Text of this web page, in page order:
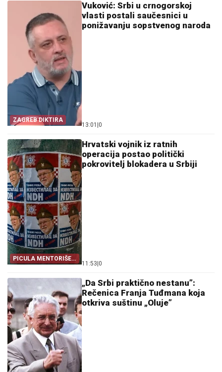
ZAGREB DIKTIRA
Vuković: Srbi u crnogorskoj
vlasti postali saučesnici u
ponižavanju sopstvenog naroda
13:01 0
PICULA MENTORIŠE
BLOKADERE
Hrvatski vojnik iz ratnih
operacija postao politički
pokrovitelj blokadera u Srbiji
11:53 0
„Da Srbi praktično nestanu”:
Rečenica Franja Tuđmana koja
otkriva suštinu „Oluje”